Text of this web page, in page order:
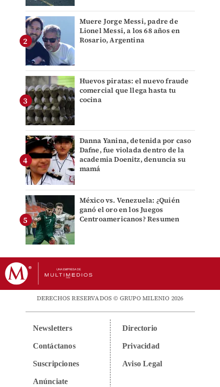
Muere Jorge Messi, padre de
Lionel Messi, a los 68 años en
Rosario, Argentina
Huevos piratas: el nuevo fraude
comercial que llega hasta tu
cocina
Danna Yanina, detenida por caso
Dafne, fue violada dentro de la
academia Doenitz, denuncia su
mamá
México vs. Venezuela: ¿Quién
ganó el oro en los Juegos
Centroamericanos? Resumen
DERECHOS RESERVADOS © GRUPO MILENIO 2026
Newsletters
Contáctanos
Suscripciones
Anúnciate
Directorio
Privacidad
Aviso Legal